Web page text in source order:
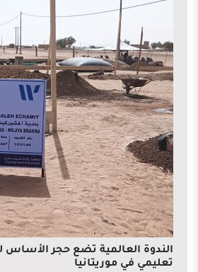
الندوة العالمية تضع حجر
تعليمي في موريتانيا